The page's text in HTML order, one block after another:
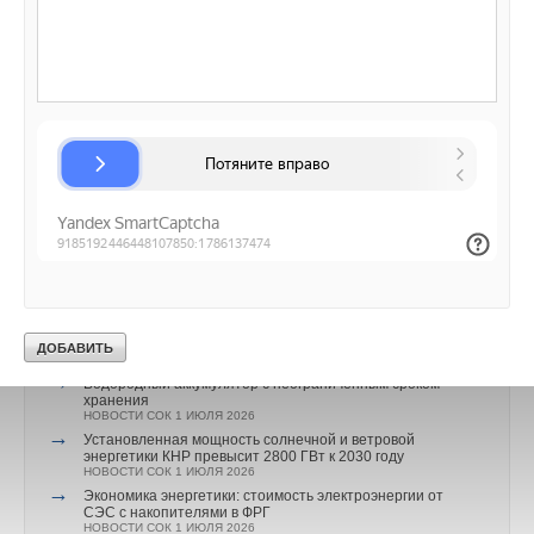
→
В КНР ввели в строй «самую высоковольтную» СНЭ
НОВОСТИ СОК 21 ИЮЛЯ 2026
→
Росатом запустит гигафабрику литий-ионных батарей
для электроавтомобилей
НОВОСТИ СОК 14 ИЮЛЯ 2026
→
Постановление Правительства РФ №810 не решило
вопрос техприсоединения для несетевых компаний
НОВОСТИ СОК 8 ИЮЛЯ 2026
генерация выросла на 30%
НОВОСТИ СОК 2 ИЮЛЯ 2026
→
Водородный аккумулятор с неограниченным сроком
хранения
НОВОСТИ СОК 1 ИЮЛЯ 2026
→
Установленная мощность солнечной и ветровой
энергетики КНР превысит 2800 ГВт к 2030 году
НОВОСТИ СОК 1 ИЮЛЯ 2026
→
Экономика энергетики: стоимость электроэнергии от
СЭС с накопителями в ФРГ
НОВОСТИ СОК 1 ИЮЛЯ 2026